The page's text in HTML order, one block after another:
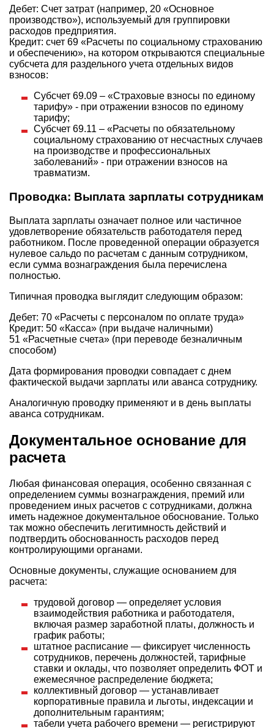
Дебет: Счет затрат (например, 20 «Основное
производство»), используемый для группировки
расходов предприятия.
Кредит: счет 69 «Расчеты по социальному страхованию
и обеспечению», на котором открываются специальные
субсчета для раздельного учета отдельных видов
взносов:
Субсчет 69.09 – «Страховые взносы по единому
тарифу» - при отражении взносов по единому
тарифу;
Субсчет 69.11 – «Расчеты по обязательному
социальному страхованию от несчастных случаев
на производстве и профессиональных
заболеваний» - при отражении взносов на
травматизм.
Проводка: Выплата зарплаты сотрудникам
Выплата зарплаты означает полное или частичное
удовлетворение обязательств работодателя перед
работником. После проведенной операции образуется
нулевое сальдо по расчетам с данным сотрудником,
если сумма вознаграждения была перечислена
полностью.
Типичная проводка выглядит следующим образом:
Дебет: 70 «Расчеты с персоналом по оплате труда»
Кредит: 50 «Касса» (при выдаче наличными)
51 «Расчетные счета» (при переводе безналичным
способом)
Дата формирования проводки совпадает с днем
фактической выдачи зарплаты или аванса сотруднику.
Аналогичную проводку применяют и в день выплаты
аванса сотрудникам.
Документальное основание для
расчета
Любая финансовая операция, особенно связанная с
определением суммы вознаграждения, премий или
проведением иных расчетов с сотрудниками, должна
иметь надежное документальное обоснование. Только
так можно обеспечить легитимность действий и
подтвердить обоснованность расходов перед
контролирующими органами.
Основные документы, служащие основанием для
расчета:
трудовой договор — определяет условия
взаимодействия работника и работодателя,
включая размер заработной платы, должность и
график работы;
штатное расписание — фиксирует численность
сотрудников, перечень должностей, тарифные
ставки и оклады, что позволяет определить ФОТ и
ежемесячное распределение бюджета;
коллективный договор — устанавливает
корпоративные правила и льготы, индексации и
дополнительным гарантиям;
табели учета рабочего времени — регистрируют